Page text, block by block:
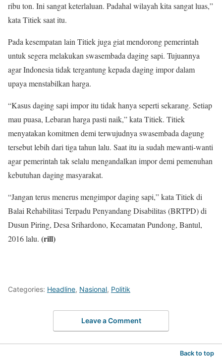
ribu ton. Ini sangat keterlaluan. Padahal wilayah kita sangat luas,”
kata Titiek saat itu.
Pada kesempatan lain Titiek juga giat mendorong pemerintah
untuk segera melakukan swasembada daging sapi. Tujuannya
agar Indonesia tidak tergantung kepada daging impor dalam
upaya menstabilkan harga.
“Kasus daging sapi impor itu tidak hanya seperti sekarang. Setiap
mau puasa, Lebaran harga pasti naik,” kata Titiek. Titiek
menyatakan komitmen demi terwujudnya swasembada dagung
tersebut lebih dari tiga tahun lalu. Saat itu ia sudah mewanti-wanti
agar pemerintah tak selalu mengandalkan impor demi pemenuhan
kebutuhan daging masyarakat.
“Jangan terus menerus mengimpor daging sapi,” kata Titiek di
Balai Rehabilitasi Terpadu Penyandang Disabilitas (BRTPD) di
Dusun Piring, Desa Srihardono, Kecamatan Pundong, Bantul,
2016 lalu. (rill)
Categories: Headline, Nasional, Politik
Leave a Comment
Back to top